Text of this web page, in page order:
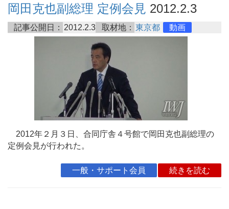
岡田克也副総理 定例会見 2012.2.3
記事公開日： 2012.2.3 取材地： 東京都 動画
2012年２月３日、合同庁舎４号館で岡田克也副総理の
定例会見が行われた。
一般・サポート会員 続きを読む